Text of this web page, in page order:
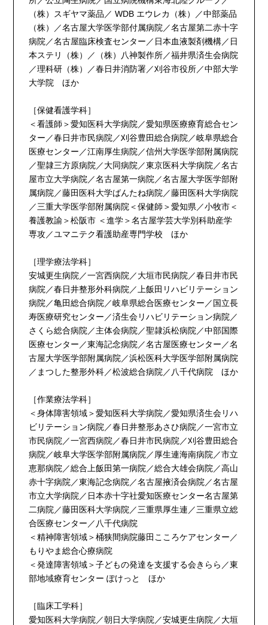
（株）スギヤマ薬品／ WDB エウレカ（株）／中部薬品
（株）／名古屋大学医学部付属病院／名古屋第二赤十字
病院／名古屋臨床検査センター／日本血液製剤機構／日
本ステリ（株）／（株）八神製作所／福井県済生会病院
／理科研（株）／春日井消防署／刈谷市役所／中部大学
大学院 ほか
［保健看護学科］
＜看護師＞愛知医科大学病院／愛知県医療療育総合セン
ター／春日井市民病院／刈谷豊田総合病院／岐阜県総合
医療センター／江南厚生病院／信州大学医学部附属病院
／聖隷三方原病院／大同病院／東京医科大学病院／名古
屋市立大学病院／名古屋第一病院／名古屋大学医学部附
属病院／藤田医科大学ばんたね病院／藤田医科大学病院
／三重大学医学部附属病院＜保健師＞愛知県／小牧市＜
養護教諭＞松阪市 ＜進学＞名古屋学芸大学別科助産学
専攻／ユマニテク看護助産専門学校 ほか
［理学療法学科］
安城更生病院／一宮西病院／大垣市民病院／春日井市民
病院／春日井整形外科病院／上飯田リハビリテーション
病院／亀田総合病院／岐阜県総合医療センター／国立長
寿医療研究センター／済生会リハビリテーション病院／
さくら総合病院／主体会病院／聖隷浜松病院／中部国際
医療センター／東海記念病院／名古屋医療センター／名
古屋大学医学部附属病院／浜松医科大学医学部附属病院
／まつした整形外科／松波総合病院／八千代病院 ほか
［作業療法学科］
＜身体障害領域＞愛知医科大学病院／愛知県済生会リハ
ビリテーション病院／春日井整形あさひ病院／一宮市立
市民病院／一宮西病院／春日井市民病院／刈谷豊田総合
病院／岐阜大学医学部附属病院／厚生連海南病院／市立
恵那病院／総合上飯田第一病院／総合大雄会病院／高山
赤十字病院／東海記念病院／名古屋掖済会病院／名古屋
市立大学病院／日本赤十字社愛知医療センター名古屋第
二病院／藤田医科大学病院／三重県厚生連／三重県立総
合医療センター／八千代病院
＜精神障害領域＞桶狭間病院藤田こころケアセンター／
もりやま総合心療病院
＜発達障害領域＞子どもの発達を支援する会きらら／東
部地域療育センター ぽけっと ほか
［臨床工学科］
愛知医科大学病院／朝日大学病院／安城更生病院／大垣